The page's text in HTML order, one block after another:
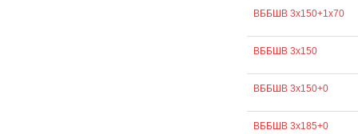
ВББШВ 3х150+1х70
ВББШВ 3х150
ВББШВ 3х150+0
ВББШВ 3х185+0